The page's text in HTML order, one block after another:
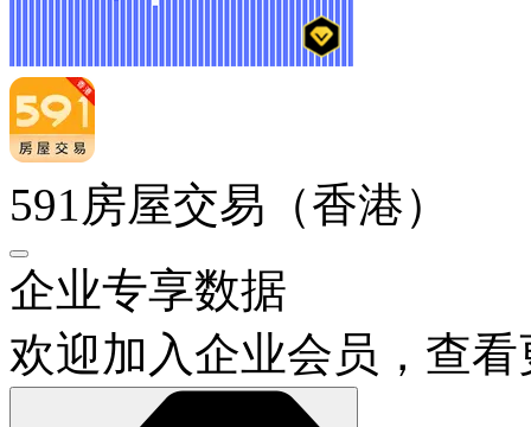
591房屋交易（香港）
企业专享数据
欢迎加入企业会员，查